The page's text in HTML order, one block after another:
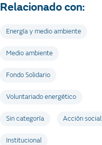
Relacionado con:
Energía y medio ambiente
Medio ambiente
Fondo Solidario
Voluntariado energético
Sin categoría Acción social
Institucional